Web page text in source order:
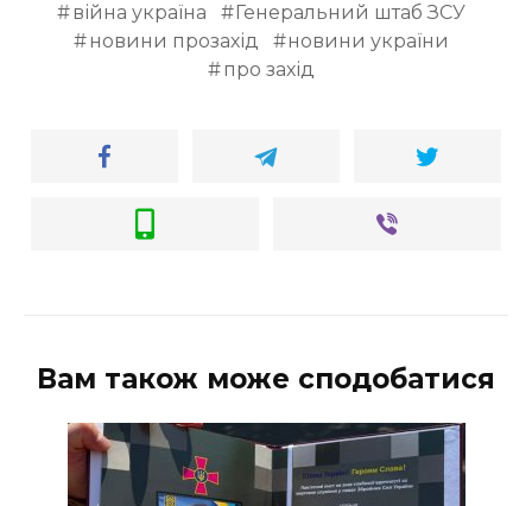
війна україна
Генеральний штаб ЗСУ
новини прозахід
новини україни
про захід
Вам також може сподобатися